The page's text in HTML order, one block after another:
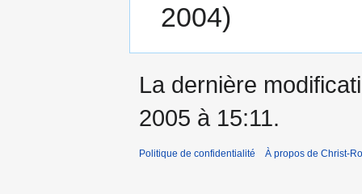
2004)
La dernière
2005 à 15:11.
Politique de confidentialité À propos de Christ-